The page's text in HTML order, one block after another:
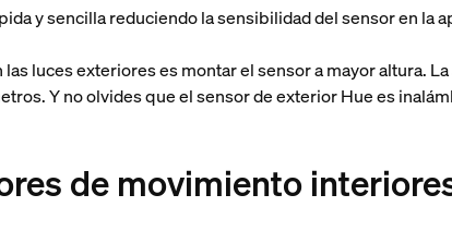
y sencilla reduciendo la sensibilidad del sensor en la
luces exteriores es montar el sensor a mayor altura.
Y no olvides que el sensor de exterior Hue es
de movimiento